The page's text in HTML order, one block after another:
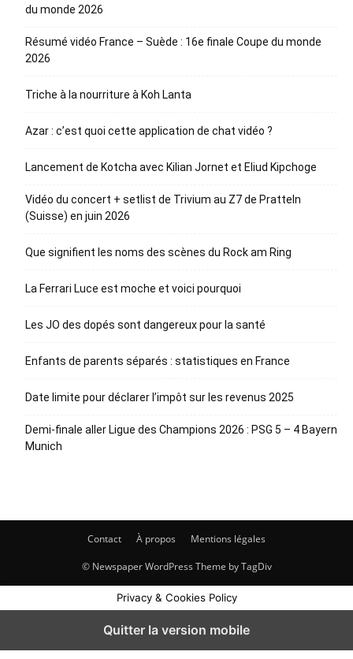
du monde 2026
Résumé vidéo France – Suède : 16e finale Coupe du monde
2026
Triche à la nourriture à Koh Lanta
Azar : c’est quoi cette application de chat vidéo ?
Lancement de Kotcha avec Kilian Jornet et Eliud Kipchoge
Vidéo du concert + setlist de Trivium au Z7 de Pratteln
(Suisse) en juin 2026
Que signifient les noms des scènes du Rock am Ring
La Ferrari Luce est moche et voici pourquoi
Les JO des dopés sont dangereux pour la santé
Enfants de parents séparés : statistiques en France
Date limite pour déclarer l’impôt sur les revenus 2025
Demi-finale aller Ligue des Champions 2026 : PSG 5 – 4 Bayern
Munich
Contact À propos Mentions légales
© Newspaper WordPress Theme by TagDiv
Privacy & Cookies Policy
Quitter la version mobile